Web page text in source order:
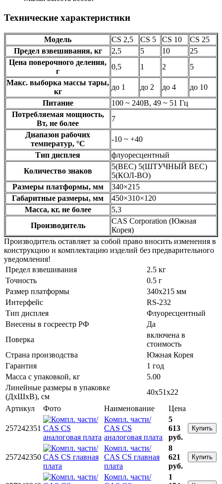
Технические характеристики
Модель CS 2,5 CS 5 CS 10
CS 25
Предел взвешивания, кг
2,5 5 10
25
Цена поверочного деления,
г
0,5 1 2
5
Макс. выборка массы тары,
кг
до 1 до 2 до 4
до 10
Питание
100 ~ 240В, 49 ~ 51 Гц
Потребляемая мощность,
Вт, не более
7
Диапазон рабочих
температур, °C
-10 ~ +40
Тип дисплея
флуоресцентный
Количество знаков
5(ВЕС) 5(ШТУЧНЫЙ ВЕС)
5(КОЛ-ВО)
Размеры платформы, мм
340×215
Габаритные размеры, мм
450×310×120
Масса, кг, не более
5,3
Производитель
CAS Corporation (Южная
Корея)
Производитель оставляет за собой право вносить изменения в
конструкцию и комплектацию изделий без предварительного
уведомления!
Предел взвешивания
2.5 кг
Точность
0.5 г
Размер платформы
340x215 мм
Интерфейс
RS-232
Тип дисплея
Флуоресцентный
Внесены в госреестр РФ
Да
Поверка
включена в
стоимость
Страна производства
Южная Корея
Гарантия
1 год
Масса с упаковкой, кг
5.00
Линейные размеры в упаковке
(ДxШxВ), см
40x51x22
Артикул
Фото Наименование Цена
257242351
Компл. части/
CAS CS
аналоговая плата
5
613
руб.
Купить
257242350
Компл. части/
CAS CS главная
плата
8
621
руб.
Купить
Компл. части/
1